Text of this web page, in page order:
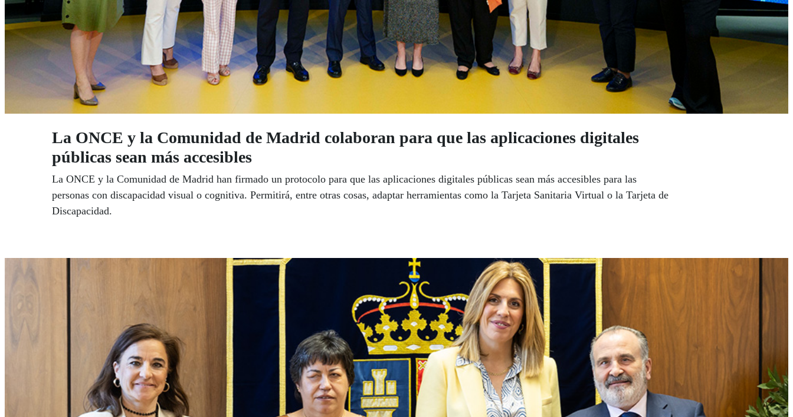
La ONCE y la Comunidad de Madrid colaboran para que las aplicaciones digitales
públicas sean más accesibles
La ONCE y la Comunidad de Madrid han firmado un protocolo para que las aplicaciones digitales públicas sean más accesibles para las
personas con discapacidad visual o cognitiva. Permitirá, entre otras cosas, adaptar herramientas como la Tarjeta Sanitaria Virtual o la Tarjeta de
Discapacidad.